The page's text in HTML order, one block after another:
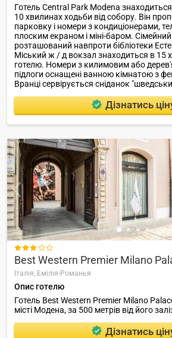
Готель Central Park Modena
10 хвилинах ходьби від собору. Він
парковку і номери з кондиціонерами,
плоским екраном і міні-баром.
розташований навпроти бібліотеки
Міський ж / д вокзал знаходиться в 15
готелю. Номери з килимовим або
підлоги оснащені ванною кімнатою з
Вранці сервірується сніданок
Дізнатись

Best Western Premier Milano
Італія, Емілія-Романья
Опис готелю
Готель Best Western Premier Milano
місті Модена, за 500 метрів від його
Дізнатись